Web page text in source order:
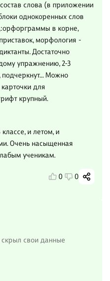
слова (в приложении
однокоренных слов
в корне,
морфология -
Достаточно
упражнению, 2-3
подчеркнут... Можно
для
крупный.
и летом, и
Очень насыщенная
ученикам.
0 0
скрыл свои данные